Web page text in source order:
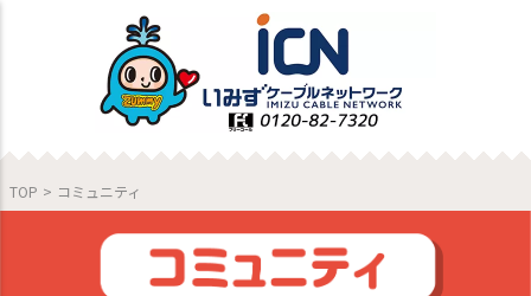
TOP > コミュニティ